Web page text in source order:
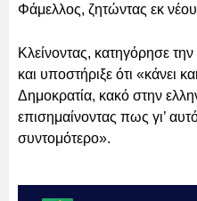
Φάμελλος, ζητώντας εκ
Κλείνοντας, κατηγόρησε
και υποστήριξε ότι «κάνει
Δημοκρατία, κακό στην
επισημαίνοντας πως γι’
συντομότερο».